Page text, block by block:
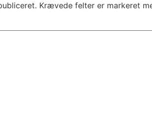
Krævede felter er markeret